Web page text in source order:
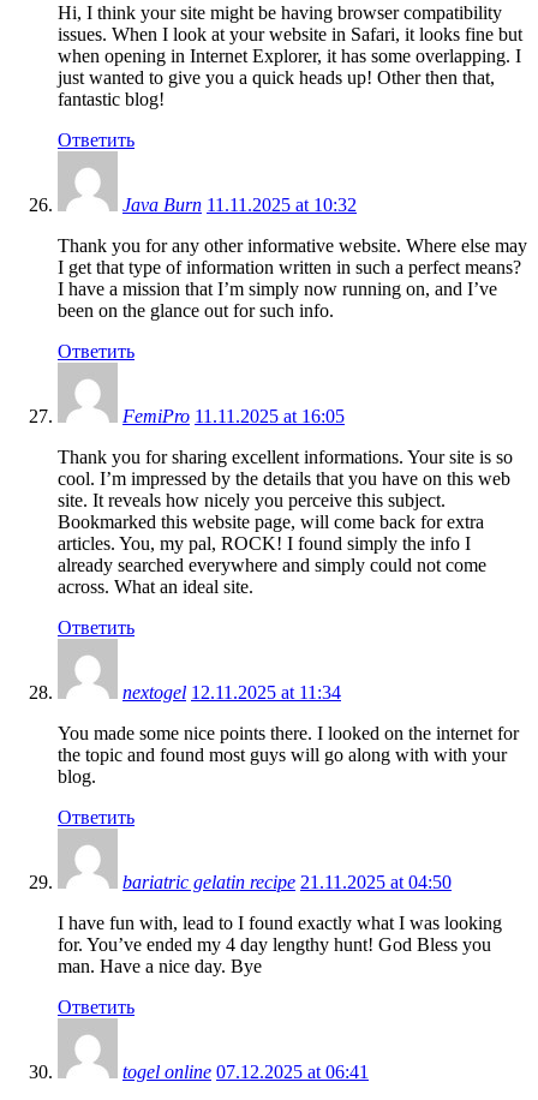
Hi, I think your site might be having browser compatibility
issues. When I look at your website in Safari, it looks fine but
when opening in Internet Explorer, it has some overlapping. I
just wanted to give you a quick heads up! Other then that,
fantastic blog!
Ответить
Java Burn 11.11.2025 at 10:32
Thank you for any other informative website. Where else may
I get that type of information written in such a perfect means?
I have a mission that I’m simply now running on, and I’ve
been on the glance out for such info.
Ответить
FemiPro 11.11.2025 at 16:05
Thank you for sharing excellent informations. Your site is so
cool. I’m impressed by the details that you have on this web
site. It reveals how nicely you perceive this subject.
Bookmarked this website page, will come back for extra
articles. You, my pal, ROCK! I found simply the info I
already searched everywhere and simply could not come
across. What an ideal site.
Ответить
nextogel 12.11.2025 at 11:34
You made some nice points there. I looked on the internet for
the topic and found most guys will go along with with your
blog.
Ответить
bariatric gelatin recipe 21.11.2025 at 04:50
I have fun with, lead to I found exactly what I was looking
for. You’ve ended my 4 day lengthy hunt! God Bless you
man. Have a nice day. Bye
Ответить
togel online 07.12.2025 at 06:41